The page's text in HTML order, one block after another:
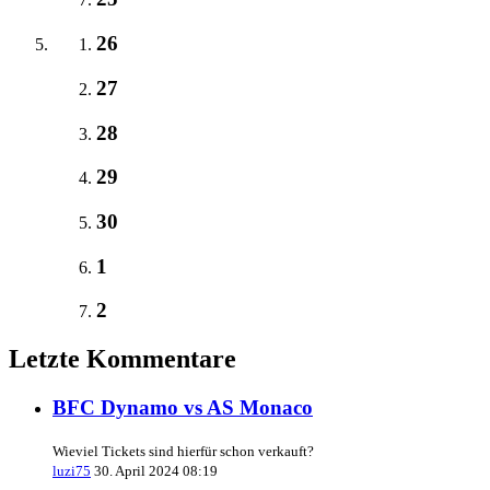
26
27
28
29
30
1
2
Letzte Kommentare
BFC Dynamo vs AS Monaco
Wieviel Tickets sind hierfür schon verkauft?
luzi75 30. April 2024 08:19